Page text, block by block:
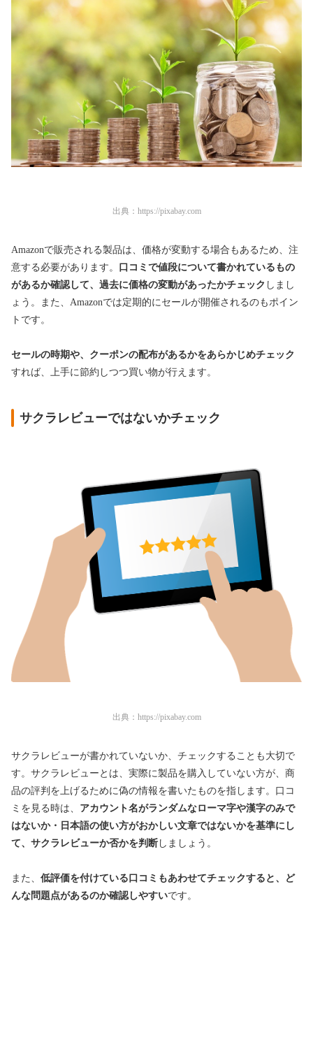
出典： https://pixabay.com
Amazonで販売される製品は、価格が変動する場合もあるため、注
意する必要があります。
口コミで値段について書かれているもの
があるか確認して、過去に価格の変動があったかチェック しまし
ょう。また、Amazonでは定期的にセールが開催されるのもポイン
トです。
セールの時期や、クーポンの配布があるかをあらかじめチェック
すれば、上手に節約しつつ買い物が行えます。
サクラレビューではないかチェック
出典： https://pixabay.com
サクラレビューが書かれていないか、チェックすることも大切で
す。サクラレビューとは、実際に製品を購入していない方が、商
品の評判を上げるために偽の情報を書いたものを指します。口コ
ミを見る時は、 アカウント名がランダムなローマ字や漢字のみで
はないか・日本語の使い方がおかしい文章ではないかを基準にし
て、サクラレビューか否かを判断 しましょう。
また、 低評価を付けている口コミもあわせてチェックすると、ど
んな問題点があるのか確認しやすいです。